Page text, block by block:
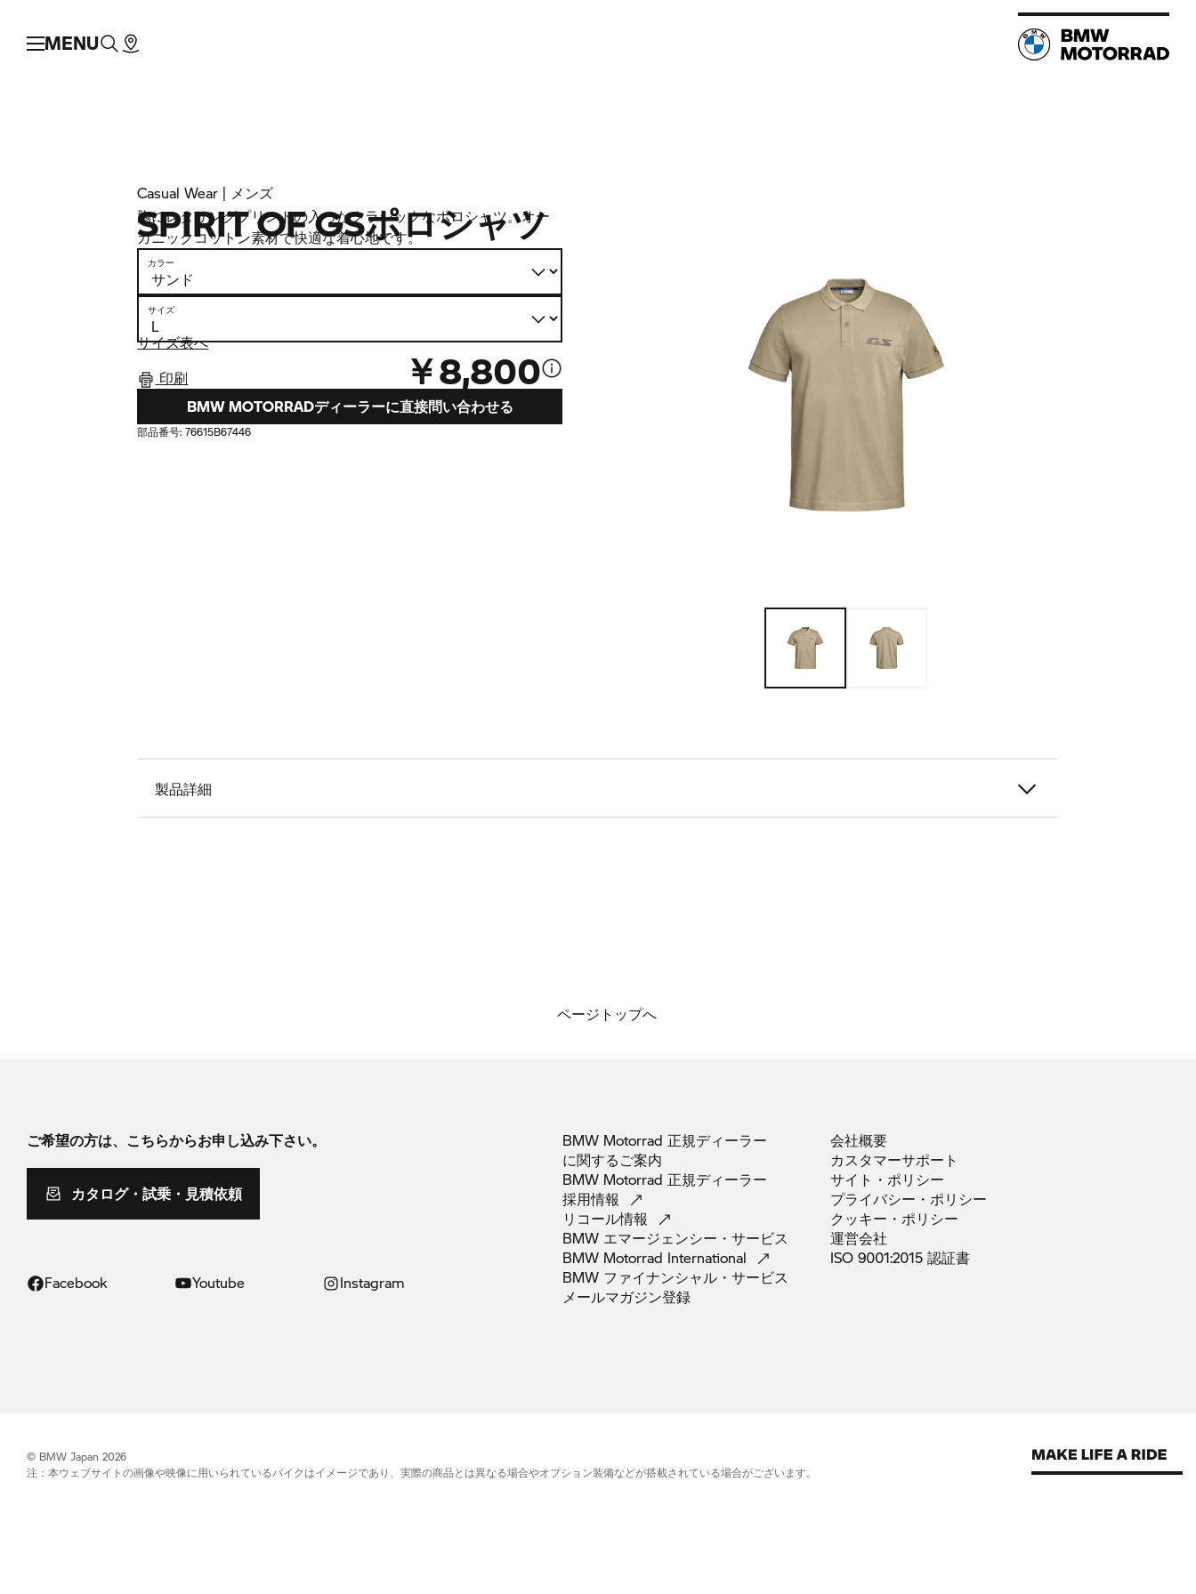
MENU
Casual Wear | メンズ
SPIRIT OF GSポロシャツ
胸にレタリングプリントの入ったクラシックなポロシャツ。オー
ガニックコットン素材で快適な着心地です。
カラー
サイズ
サイズ表へ
印刷
￥8,800
BMW MOTORRADディーラーに直接問い合わせる
部品番号:76615B67446
製品詳細
ページトップへ
ご希望の方は、こちらからお申し込み下さい。
カタログ・試乗・見積依頼
Facebook Youtube Instagram
BMW Motorrad 正規ディーラー
に関するご案内
BMW Motorrad 正規ディーラー
採用情報
リコール情報
BMW エマージェンシー・サービス
BMW Motorrad International
BMW ファイナンシャル・サービス
メールマガジン登録
会社概要
カスタマーサポート
サイト・ポリシー
プライバシー・ポリシー
クッキー・ポリシー
運営会社
ISO 9001:2015 認証書
© BMW Japan 2026
注：本ウェブサイトの画像や映像に用いられているバイクはイメージであり、実際の商品とは異なる場合やオプション装備などが搭載されている場合がございます。